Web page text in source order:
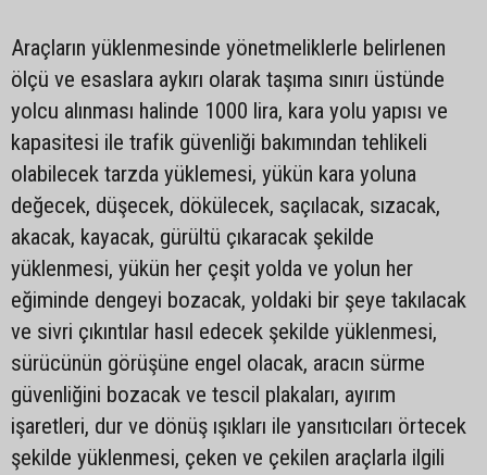
Araçların yüklenmesinde yönetmeliklerle belirlenen
ölçü ve esaslara aykırı olarak taşıma sınırı üstünde
yolcu alınması halinde 1000 lira, kara yolu yapısı ve
kapasitesi ile trafik güvenliği bakımından tehlikeli
olabilecek tarzda yüklemesi, yükün kara yoluna
değecek, düşecek, dökülecek, saçılacak, sızacak,
akacak, kayacak, gürültü çıkaracak şekilde
yüklenmesi, yükün her çeşit yolda ve yolun her
eğiminde dengeyi bozacak, yoldaki bir şeye takılacak
ve sivri çıkıntılar hasıl edecek şekilde yüklenmesi,
sürücünün görüşüne engel olacak, aracın sürme
güvenliğini bozacak ve tescil plakaları, ayırım
işaretleri, dur ve dönüş ışıkları ile yansıtıcıları örtecek
şekilde yüklenmesi, çeken ve çekilen araçlarla ilgili